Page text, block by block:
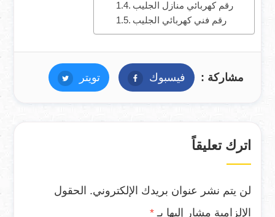
رقم كهربائي منازل الجليب
رقم فني كهربائي الجليب
مشاركة : فيسبوك فيسبوكتويتر تويتر
اترك تعليقاً
لن يتم نشر عنوان بريدك الإلكتروني. الحقول
الإلزامية مشار إليها بـ *